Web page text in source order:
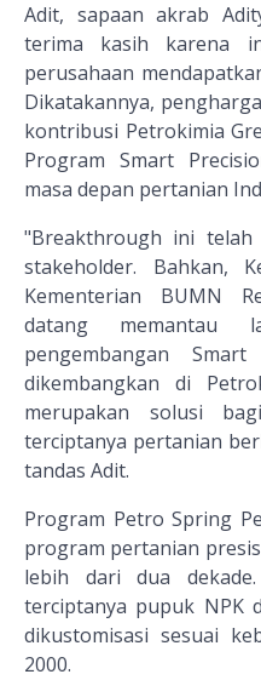
Adit, sapaan akrab
terima kasih karena
perusahaan
Dikatakannya,
kontribusi Petrokimia
Program Smart
masa depan pertanian
"Breakthrough ini telah
stakeholder. Bahkan,
Kementerian BUMN
datang memantau
pengembangan
dikembangkan di
merupakan solusi
terciptanya pertanian
tandas Adit.
Program Petro Spring
program pertanian
lebih dari dua
terciptanya pupuk NPK
dikustomisasi sesuai
2000.